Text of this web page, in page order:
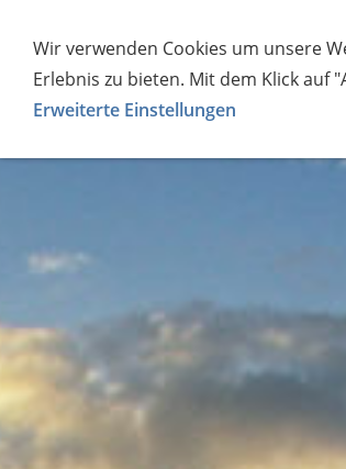
Start Über
Wir verwenden Cookies um unsere
Erlebnis zu bieten. Mit dem Klick auf
Erweiterte Einstellungen